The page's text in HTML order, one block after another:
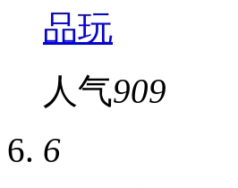
品玩
人气909
6